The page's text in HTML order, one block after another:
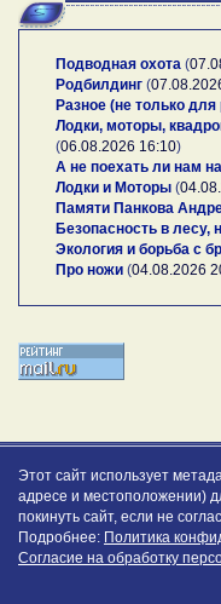
Подводная охота (
Родбилдинг (
Разное (не только
Лодки, моторы,
(06.08.2026 16:10)
А не поехать ли нам
Лодки и Моторы (
Памяти Панкова
Безопасность в лесу,
Экология и борьба с
Про ножи (04.08.2026
Этот сайт использует
адресе и местоположении)
покинуть сайт, если не
Подробнее: Политика
Согласие на обработку